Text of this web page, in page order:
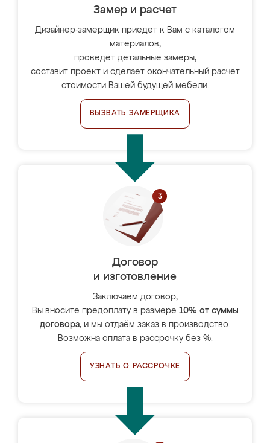
Замер и расчет
Дизайнер-замерщик приедет к Вам с каталогом
материалов,
проведёт детальные замеры,
составит проект и сделает окончательный расчёт
стоимости Вашей будущей мебели.
ВЫЗВАТЬ ЗАМЕРЩИКА
Договор
и изготовление
Заключаем договор,
Вы вносите предоплату в размере 10% от суммы
договора, и мы отдаём заказ в производство.
Возможна оплата в рассрочку без %.
УЗНАТЬ О РАССРОЧКЕ